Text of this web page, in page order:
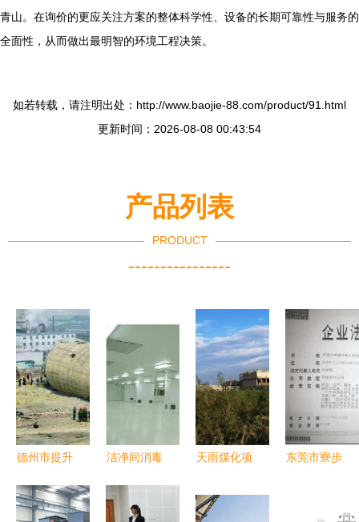
青山。在询价的更应关注方案的整体科学性、设备的长期可靠性与服务的
全面性，从而做出最明智的环境工程决策。
如若转载，请注明出处：http://www.baojie-88.com/product/91.html
更新时间：2026-08-08 00:43:54
产品列表
PRODUCT
----------------
德州市提升
除服务，环
洁净间消毒
闭新风 环
天雨煤化项
程治理水平
东莞市寮步